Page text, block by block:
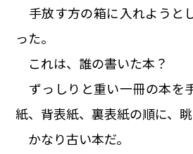
手放す方の箱に入れようと
った。
これは、誰の書いた本？
ずっしりと重い一冊の本を
紙、背表紙、裏表紙の順に、眺
かなり古い本だ。